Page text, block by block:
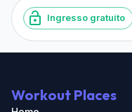
Ingresso gratuito
Workout Places